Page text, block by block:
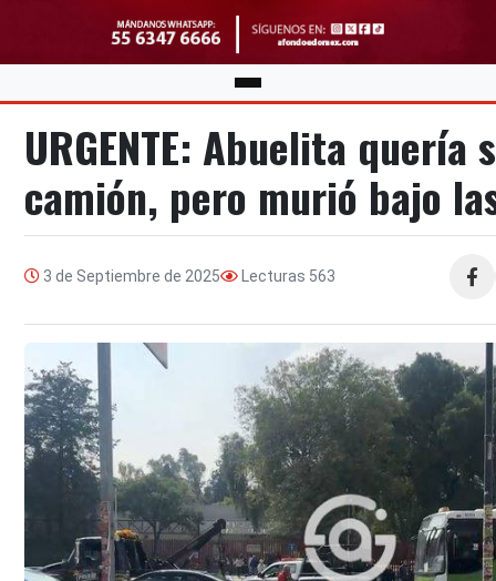
URGENTE: Abuelita quería
camión, pero murió bajo
3 de Septiembre de 2025 Lecturas 563